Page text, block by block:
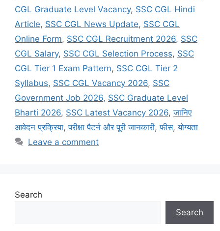
CGL Graduate Level Vacancy, SSC CGL Hindi
Article, SSC CGL News Update, SSC CGL
Online Form, SSC CGL Recruitment 2026, SSC
CGL Salary, SSC CGL Selection Process, SSC
CGL Tier 1 Exam Pattern, SSC CGL Tier 2
Syllabus, SSC CGL Vacancy 2026, SSC
Government Job 2026, SSC Graduate Level
Bharti 2026, SSC Latest Vacancy 2026,जानिए
आवेदन प्रक्रिया,परीक्षा पैटर्न और पूरी जानकारी,फीस,योग्यता
Leave a comment
Search
Search